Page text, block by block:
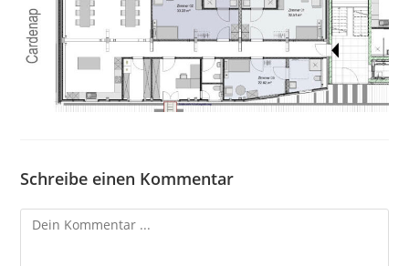
Schreibe einen Kommentar
Kommentieren